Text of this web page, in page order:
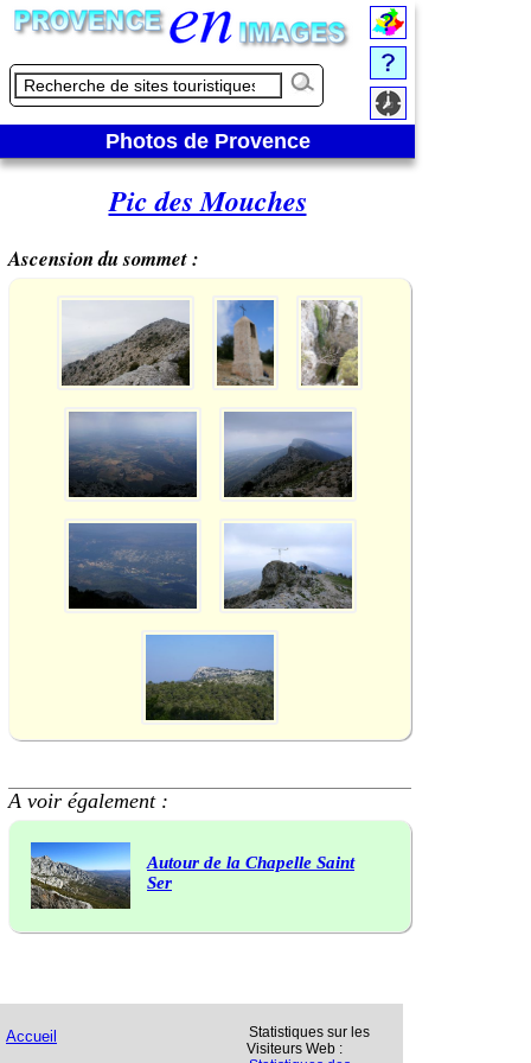
Photos de Provence
Pic des Mouches
Ascension du sommet :
A voir également :
Autour de la Chapelle Saint
Ser
Accueil
Statistiques sur les
Visiteurs Web :